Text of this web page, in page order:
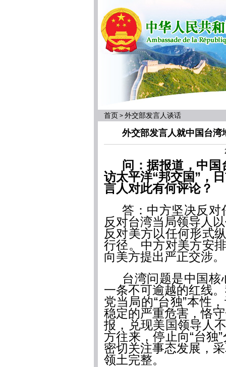
首页 > 外交部发言人谈话
外交部发言人就中国台湾
问：据报道，中
访太平洋“邦交国”，
言人对此有何评论？
答：中方坚决反对
反对台湾当局领导人
反对美方以任何形式
行径。中方对美方安
向美方提出严正交涉。
台湾问题是中国
一条不可逾越的红线
党当局的“台独”本性
稳定的严重危害，恪
报，兑现美国领导人
方往来，停止向“台独
密切关注事态发展，
领土完整。